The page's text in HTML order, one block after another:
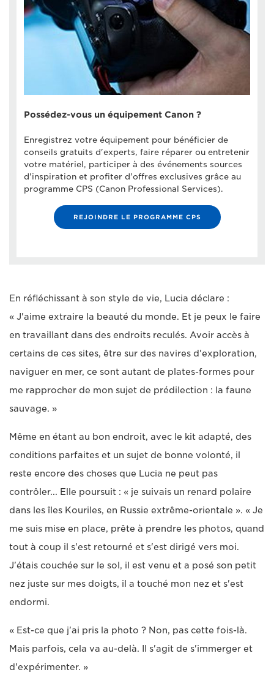
Possédez-vous un équipement Canon ?
Enregistrez votre équipement pour bénéficier de
conseils gratuits d'experts, faire réparer ou entretenir
votre matériel, participer à des événements sources
d'inspiration et profiter d'offres exclusives grâce au
programme CPS (Canon Professional Services).
REJOINDRE LE PROGRAMME CPS
En réfléchissant à son style de vie, Lucia déclare :
« J'aime extraire la beauté du monde. Et je peux le faire
en travaillant dans des endroits reculés. Avoir accès à
certains de ces sites, être sur des navires d'exploration,
naviguer en mer, ce sont autant de plates-formes pour
me rapprocher de mon sujet de prédilection : la faune
sauvage. »
Même en étant au bon endroit, avec le kit adapté, des
conditions parfaites et un sujet de bonne volonté, il
reste encore des choses que Lucia ne peut pas
contrôler... Elle poursuit : « je suivais un renard polaire
dans les îles Kouriles, en Russie extrême-orientale ». « Je
me suis mise en place, prête à prendre les photos, quand
tout à coup il s'est retourné et s'est dirigé vers moi.
J'étais couchée sur le sol, il est venu et a posé son petit
nez juste sur mes doigts, il a touché mon nez et s'est
endormi.
« Est-ce que j'ai pris la photo ? Non, pas cette fois-là.
Mais parfois, cela va au-delà. Il s'agit de s'immerger et
d'expérimenter. »